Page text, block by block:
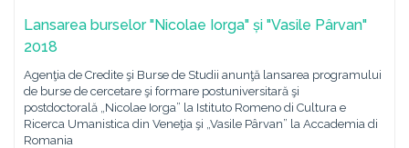
Lansarea burselor "Nicolae Iorga" și "Vasile Pârvan"
2018
Agenţia de Credite şi Burse de Studii anunţă lansarea programului
de burse de cercetare şi formare postuniversitară şi
postdoctorală „Nicolae Iorga” la Istituto Romeno di Cultura e
Ricerca Umanistica din Veneţia şi „Vasile Pârvan” la Accademia di
Romania